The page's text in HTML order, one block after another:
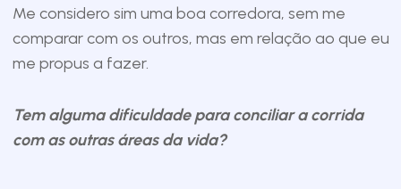
Me considero sim uma boa corredora, sem me
comparar com os outros, mas em relação ao que eu
me propus a fazer.
Tem alguma dificuldade para conciliar a corrida
com as outras áreas da vida?